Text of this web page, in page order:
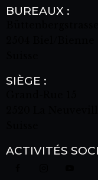
BUREAUX :
SIÈGE :
ACTIVITÉS